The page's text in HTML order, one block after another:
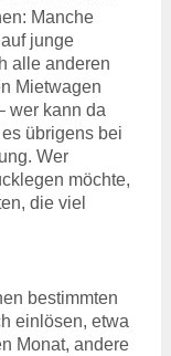
Manche
junge
alle anderen
Mietwagen
wer kann da
übrigens bei
Wer
möchte,
die viel
bestimmten
einlösen, etwa
Monat, andere